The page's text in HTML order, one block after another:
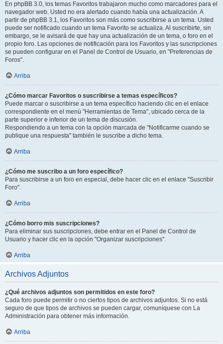
En phpBB 3.0, los temas Favoritos trabajaron mucho como marcadores para el
navegador web. Usted no era alertado cuando había una actualización. A
partir de phpBB 3.1, los Favoritos son más como suscribirse a un tema. Usted
puede ser notificado cuando un tema Favorito se actualiza. Al suscribirte, sin
embargo, se le avisará de que hay una actualización de un tema, o foro en el
propio foro. Las opciones de notificación para los Favoritos y las suscripciones
se pueden configurar en el Panel de Control de Usuario, en "Preferencias de
Foros".
Arriba
¿Cómo marcar Favoritos o suscribirse a temas específicos?
Puede marcar o suscribirse a un tema específico haciendo clic en el enlace
correspondiente en el menú "Herramientas de Tema", ubicado cerca de la
parte superior e inferior de un tema de discusión.
Respondiendo a un tema con la opción marcada de "Notificarme cuando se
publique una respuesta" también le suscribe a dicho tema.
Arriba
¿Cómo me suscribo a un foro específico?
Para suscribirse a un foro en especial, debe hacer clic en el enlace "Suscribir
Foro".
Arriba
¿Cómo borro mis suscripciones?
Para eliminar sus suscripciones, debe entrar en el Panel de Control de
Usuario y hacer clic en la opción "Organizar suscripciones".
Arriba
Archivos Adjuntos
¿Qué archivos adjuntos son permitidos en este foro?
Cada foro puede permitir o no ciertos tipos de archivos adjuntos. Si no está
seguro de que tipos de archivos se pueden cargar, comuníquese con La
Administración para obtener más información.
Arriba